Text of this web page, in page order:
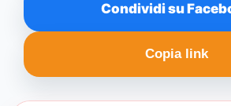
Condividi su
Copia link